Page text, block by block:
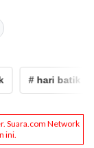
# hari batik